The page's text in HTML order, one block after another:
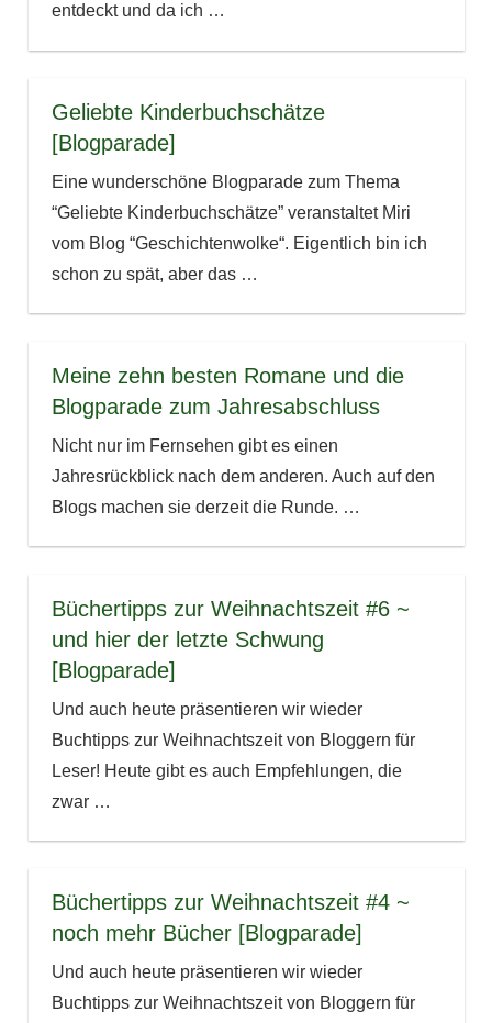
entdeckt und da ich …
Geliebte Kinderbuchschätze
[Blogparade]
Eine wunderschöne Blogparade zum Thema
“Geliebte Kinderbuchschätze” veranstaltet Miri
vom Blog “Geschichtenwolke“. Eigentlich bin ich
schon zu spät, aber das …
Meine zehn besten Romane und die
Blogparade zum Jahresabschluss
Nicht nur im Fernsehen gibt es einen
Jahresrückblick nach dem anderen. Auch auf den
Blogs machen sie derzeit die Runde. …
Büchertipps zur Weihnachtszeit #6 ~
und hier der letzte Schwung
[Blogparade]
Und auch heute präsentieren wir wieder
Buchtipps zur Weihnachtszeit von Bloggern für
Leser! Heute gibt es auch Empfehlungen, die
zwar …
Büchertipps zur Weihnachtszeit #4 ~
noch mehr Bücher [Blogparade]
Und auch heute präsentieren wir wieder
Buchtipps zur Weihnachtszeit von Bloggern für